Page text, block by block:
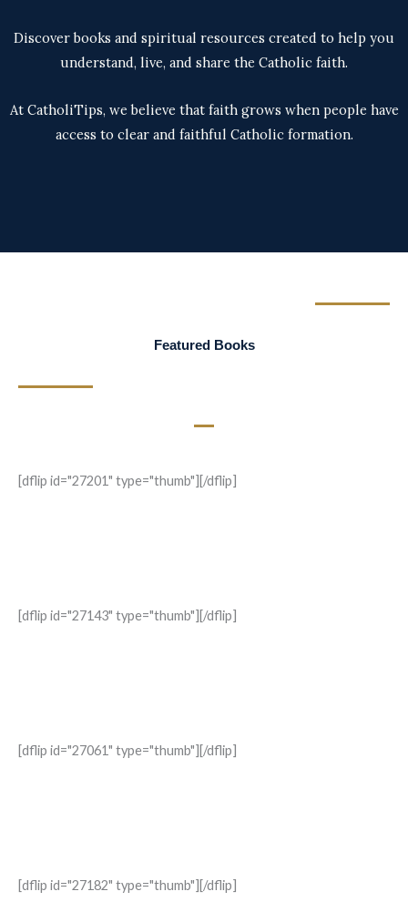
Discover books and spiritual resources created to help you
understand, live, and share the Catholic faith.
At CatholiTips, we believe that faith grows when people have
access to clear and faithful Catholic formation.
Featured Books
[dflip id="27201" type="thumb"][/dflip]
[dflip id="27143" type="thumb"][/dflip]
[dflip id="27061" type="thumb"][/dflip]
[dflip id="27182" type="thumb"][/dflip]